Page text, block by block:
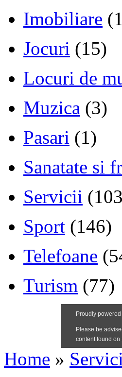
Imobiliare
Jocuri (15)
Locuri de
Muzica (3)
Pasari (1)
Sanatate si
Servicii
Sport (146)
Telefoane
Turism (77)
Home »